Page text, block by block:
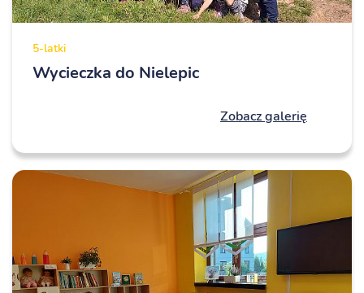
5-latki
Wycieczka do Nielepic
Zobacz galerię